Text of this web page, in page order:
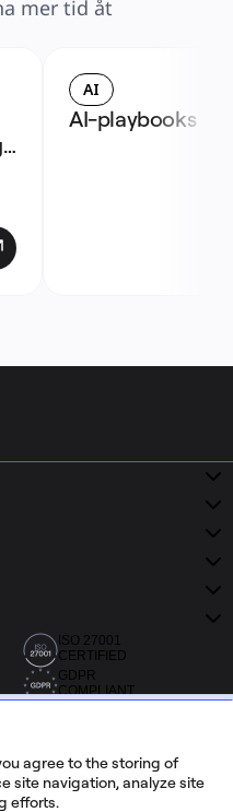
mer tid åt
AI
AI-playbooks
ISO 27001
CERTIFIED
GDPR
COMPLIANT
agree to the storing of
site navigation, analyze site
efforts.